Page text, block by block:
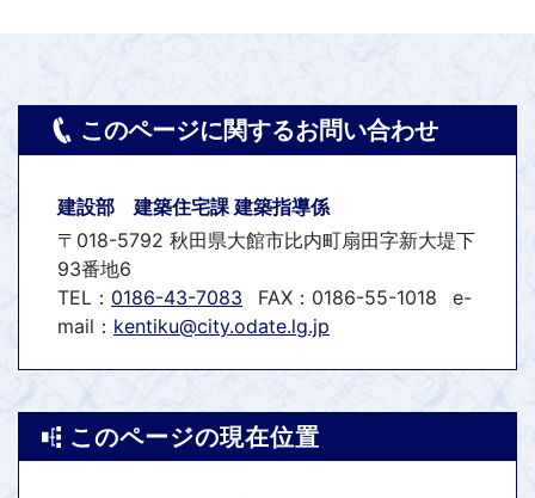
このページに関するお問い合わせ
建設部 建築住宅課 建築指導係
〒018-5792 秋田県大館市比内町扇田字新大堤下
93番地6
TEL： 0186-43-7083 FAX：0186-55-1018
e-
mail： kentiku@city.odate.lg.jp
このページの現在位置